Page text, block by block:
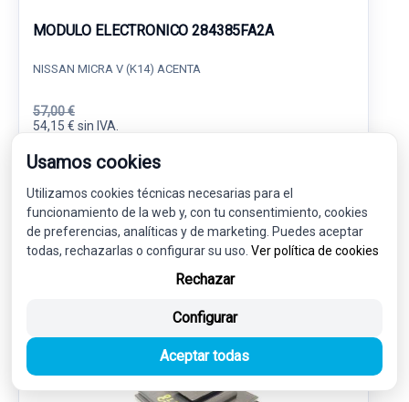
MODULO ELECTRONICO 284385FA2A
NISSAN MICRA V (K14) ACENTA
57,00 €
54,15 € sin IVA.
Ref: 7279071 OEM: 284385FA2A
Garantía 1 año Envío 24-48h
NOVEDAD
Usamos cookies
Utilizamos cookies técnicas necesarias para el
funcionamiento de la web y, con tu consentimiento, cookies
de preferencias, analíticas y de marketing. Puedes aceptar
todas, rechazarlas o configurar su uso. Ver política de cookies
Rechazar
Configurar
Aceptar todas